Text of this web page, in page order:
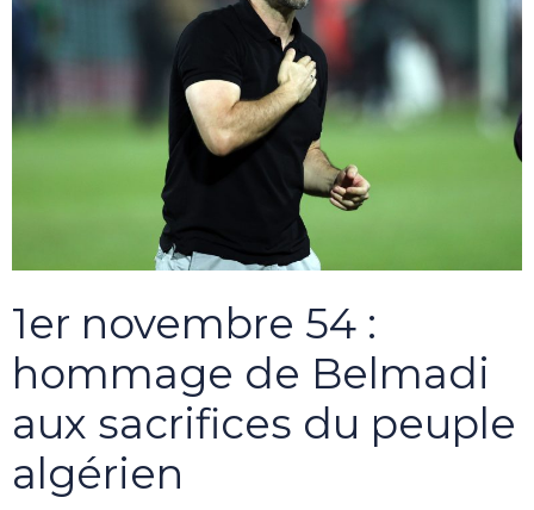
1er novembre 54 :
hommage de Belmadi
aux sacrifices du peuple
algérien